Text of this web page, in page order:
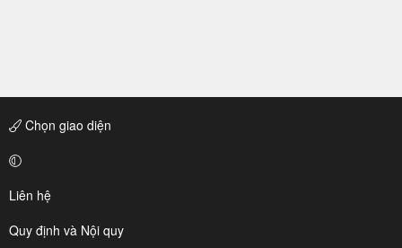
Chọn giao diện
Liên hệ
Quy định và Nội quy